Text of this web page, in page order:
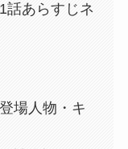
話あらすじネ
場人物・キ